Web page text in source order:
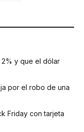
2% y que el dólar
por el robo de una
Friday con tarjeta